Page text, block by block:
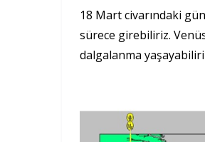
18 Mart civarındaki
sürece girebiliriz.
dalgalanma